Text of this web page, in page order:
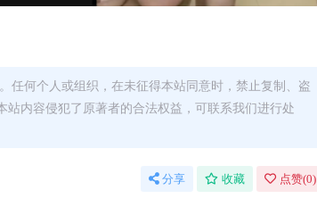
任何个人或组织，在未征得本站同意时，禁止复制、盗
内容侵犯了原著者的合法权益，可联系我们进行处
分享 收藏 点赞(0)